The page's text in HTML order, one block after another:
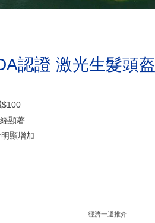
認證 激光生髮頭盔
$100
顯著
顯增加
經濟一週推介